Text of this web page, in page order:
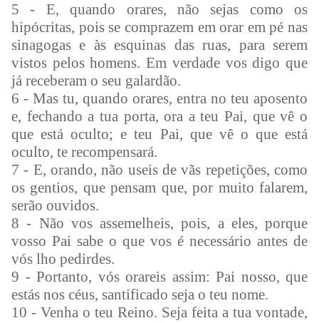
5 - E, quando orares, não sejas como os
hipócritas, pois se comprazem em orar em pé nas
sinagogas e às esquinas das ruas, para serem
vistos pelos homens. Em verdade vos digo que
já receberam o seu galardão.
6 - Mas tu, quando orares, entra no teu aposento
e, fechando a tua porta, ora a teu Pai, que vê o
que está oculto; e teu Pai, que vê o que está
oculto, te recompensará.
7 - E, orando, não useis de vãs repetições, como
os gentios, que pensam que, por muito falarem,
serão ouvidos.
8 - Não vos assemelheis, pois, a eles, porque
vosso Pai sabe o que vos é necessário antes de
vós lho pedirdes.
9 - Portanto, vós orareis assim: Pai nosso, que
estás nos céus, santificado seja o teu nome.
10 - Venha o teu Reino. Seja feita a tua vontade,